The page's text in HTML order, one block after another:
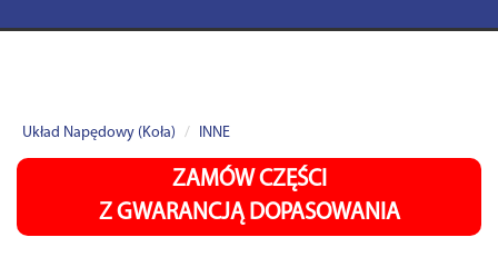
Układ Napędowy (Koła) INNE
ZAMÓW CZĘŚCI
Z GWARANCJĄ DOPASOWANIA